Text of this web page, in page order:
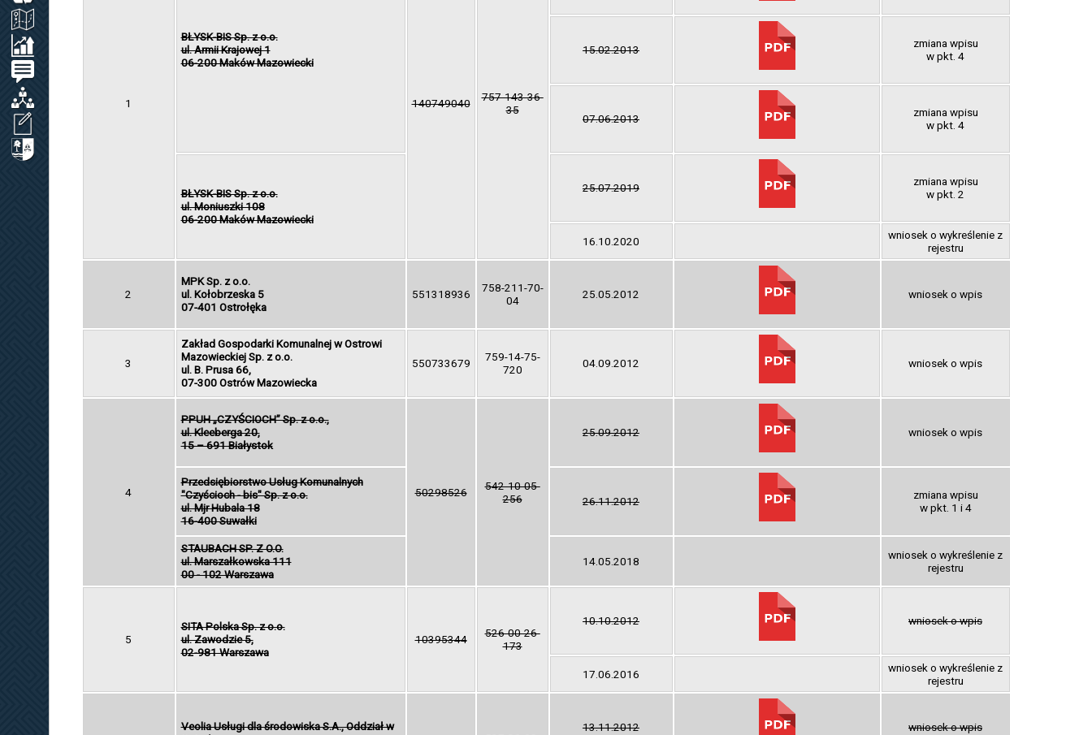
SPRAWOZDANIA / KONTROLA ZARZĄDCZA
1
BŁYSK-BIS Sp. z o.o.
ul. Armii Krajowej 1
06-200 Maków Mazowiecki
140749040
757-143-36-
35
15.02.2013
zmiana wpisu
w pkt. 4
07.06.2013
zmiana wpisu
w pkt. 4
BŁYSK-BIS Sp. z o.o.
ul. Moniuszki 108
06-200 Maków Mazowiecki
25.07.2019
zmiana wpisu
w pkt. 2
16.10.2020
wniosek o wykreślenie z
rejestru
2
MPK Sp. z o.o.
ul. Kołobrzeska 5
07-401 Ostrołęka
551318936
758-211-70-
04
25.05.2012 wniosek o wpis
3
Zakład Gospodarki Komunalnej w Ostrowi
Mazowieckiej Sp. z o.o.
ul. B. Prusa 66,
07-300 Ostrów Mazowiecka
550733679
759-14-75-
720
04.09.2012 wniosek o wpis
4
PPUH „CZYŚCIOCH” Sp. z o.o.,
ul. Kleeberga 20,
15 – 691 Białystok
50298526
542-10-05-
256
25.09.2012 wniosek o wpis
Przedsiębiorstwo Usług Komunalnych
"Czyścioch - bis" Sp. z o.o.
ul. Mjr Hubala 18
16-400 Suwałki
26.11.2012
zmiana wpisu
w pkt. 1 i 4
STAUBACH SP. Z O.O.
ul. Marszałkowska 111
00 - 102 Warszawa
14.05.2018
wniosek o wykreślenie z
rejestru
5
SITA Polska Sp. z o.o.
ul. Zawodzie 5,
02-981 Warszawa
10395344
526-00-26-
173
10.10.2012 wniosek o wpis
17.06.2016
wniosek o wykreślenie z
rejestru
Veolia Usługi dla środowiska S.A., Oddział w
13.11.2012 wniosek o wpis